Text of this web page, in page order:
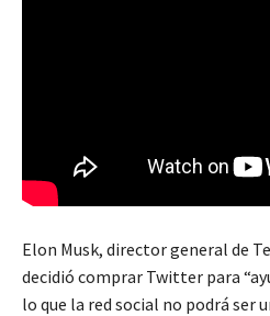
Elon Musk, director general de
decidió comprar Twitter para
lo que la red social no podrá ser